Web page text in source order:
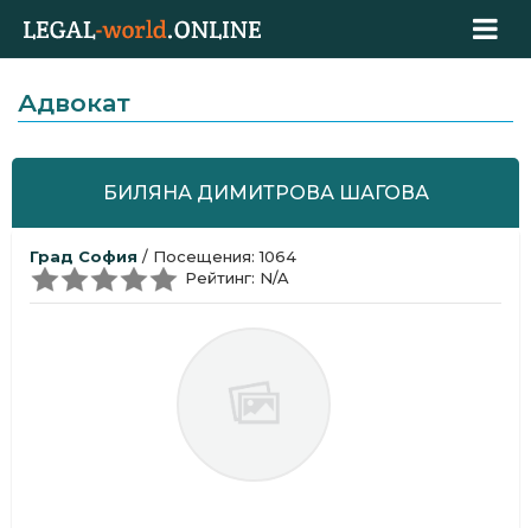
Адвокат
БИЛЯНА ДИМИТРОВА ШАГОВА
Град София / Посещения: 1064
Рейтинг: N/A